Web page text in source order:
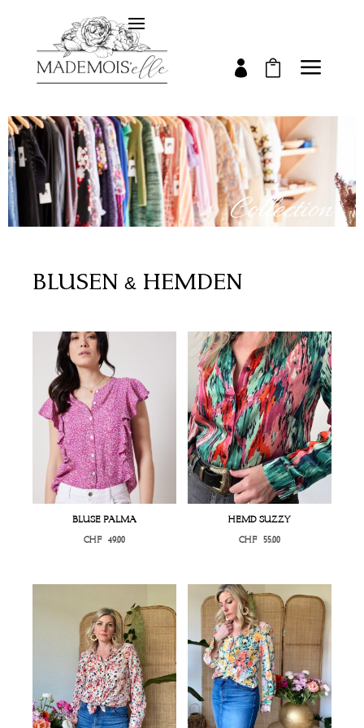
  a
Collection
BLUSEN & HEMDEN
BLUSE PALMA
CHF 49.00
HEMD SUZZY
CHF 55.00